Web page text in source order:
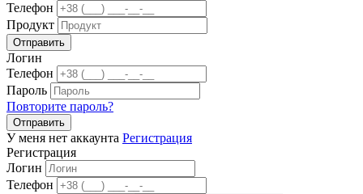
Телефон
Продукт
Отправить
Логин
Телефон
Пароль
Повторите пароль?
Отправить
У меня нет аккаунта Регистрация
Регистрация
Логин
Телефон